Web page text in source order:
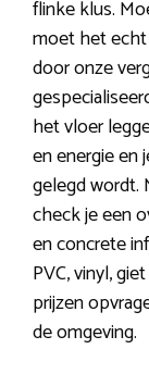
flinke klus.
moet het echt
door onze
het vloer
en energie en
gelegd wordt.
check je een
en concrete
PVC, vinyl,
prijzen
de omgeving.